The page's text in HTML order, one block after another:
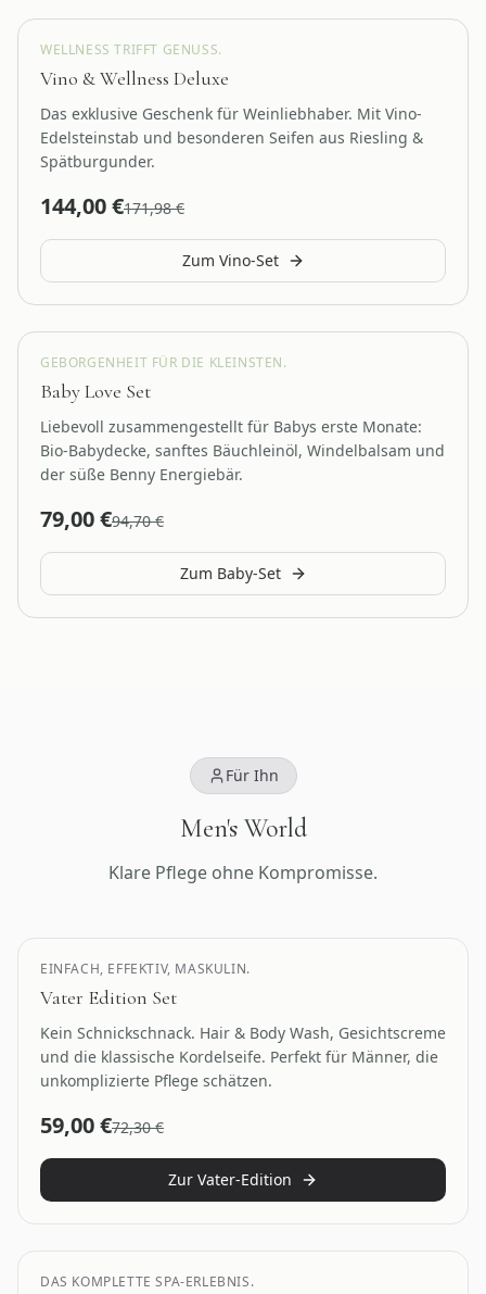
Wein & Wellness
WELLNESS TRIFFT GENUSS.
Vino & Wellness Deluxe
Das exklusive Geschenk für Weinliebhaber. Mit Vino-
Edelsteinstab und besonderen Seifen aus Riesling &
Spätburgunder.
144,00€171,98€
Zum Vino-Set
Zur Geburt
GEBORGENHEIT FÜR DIE KLEINSTEN.
Baby Love Set
Liebevoll zusammengestellt für Babys erste Monate:
Bio-Babydecke, sanftes Bäuchleinöl, Windelbalsam und
der süße Benny Energiebär.
79,00€94,70€
Zum Baby-Set
Für Ihn
Men's World
Klare Pflege ohne Kompromisse.
Geschenk für Ihn
EINFACH, EFFEKTIV, MASKULIN.
Vater Edition Set
Kein Schnickschnack. Hair & Body Wash, Gesichtscreme
und die klassische Kordelseife. Perfekt für Männer, die
unkomplizierte Pflege schätzen.
59,00€72,30€
Zur Vater-Edition
Premium Men
DAS KOMPLETTE SPA-ERLEBNIS.